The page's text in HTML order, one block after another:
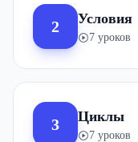
2 Условия
7 уроков
3 Циклы
7 уроков